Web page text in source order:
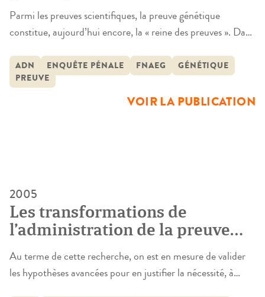
Parmi les preuves scientifiques, la preuve génétique
constitue, aujourd’hui encore, la « reine des preuves ». Dans
raisonnement susceptible d’établir de manière irréfutable la
vérité ou la réalité de quelque chose. Juridiquement, le mot
preuve recouvre à la fois une opération, « faire la preuve de
ADN ENQUÊTE PÉNALE FNAEG
GÉNÉTIQUE
PREUVE
VOIR LA PUBLICATION
2005
Les transformations de
l’administration de la preuve
pénale : approches et
perspectives
Au terme de cette recherche, on est en mesure de valider
les hypothèses avancées pour en justifier la nécessité, à